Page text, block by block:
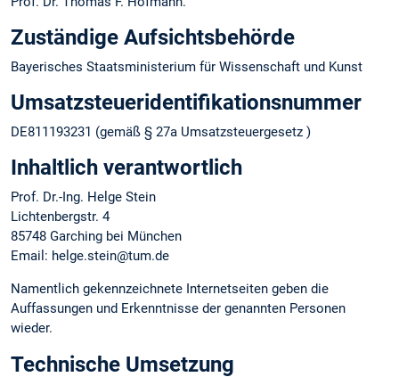
Zuständige Aufsichtsbehörde
Bayerisches Staatsministerium für Wissenschaft und Kunst
Umsatzsteuer­identifikations­nummer
DE811193231 (gemäß § 27a Umsatzsteuergesetz )
Inhaltlich verantwortlich
Prof. Dr.-Ing. Helge Stein
Lichtenbergstr. 4
85748 Garching bei München
Email: helge.stein@tum.de
Namentlich gekennzeichnete Internetseiten geben die
Auffassungen und Erkenntnisse der genannten Personen
wieder.
Technische Umsetzung